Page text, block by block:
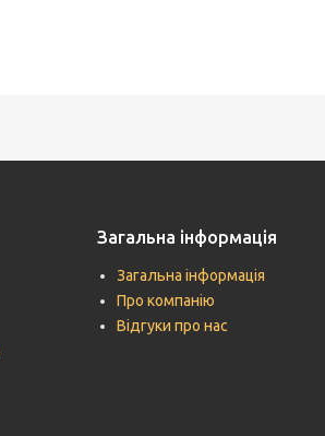
Загальна інформація
Загальна інформація
Про компанію
Відгуки про нас